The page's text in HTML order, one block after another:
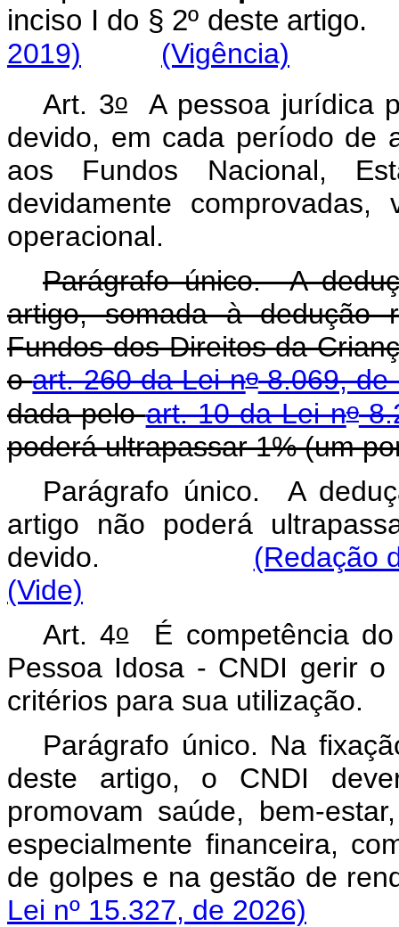
inciso I do § 2º deste artigo.
2019)
(Vigência)
Art. 3oA pessoa jurídica
devido, em cada período de
aos Fundos Nacional,
devidamente
operacional.
Parágrafo único. A
artigo, somada à dedução
Fundos dos Direitos da
oart. 260 da Lei no8.069, de
dada peloart. 10 da Lei no
poderá ultrapassar 1% (um
Parágrafo único. A
artigo não poderá
devido.
(Redação
(Vide)
Art. 4oÉ competência do
Pessoa Idosa - CNDI gerir
critérios para sua utilização.
Parágrafo único. Na
deste artigo, o CNDI
promovam saúde, bem-
especialmente financeira,
de golpes e na gestão de
Lei nº 15.327, de 2026)